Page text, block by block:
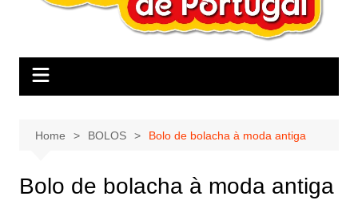
Home BOLOS Bolo de bolacha à moda antiga
Bolo de bolacha à moda antiga